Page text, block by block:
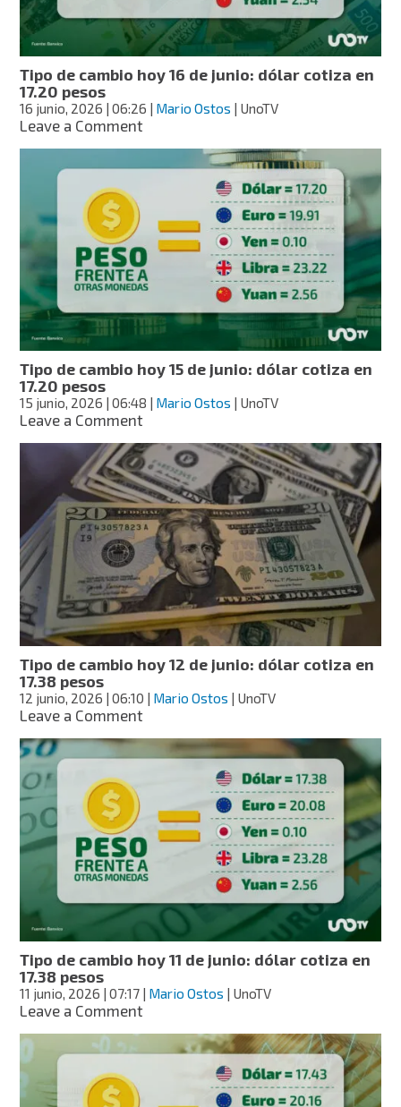
17.20
pesos
Tipo de cambio hoy 16 de junio: dólar cotiza en
17.20 pesos
16 junio, 2026 | 06:26 | Mario Ostos | UnoTV
Leave a Commenton
de
junio:
dólar
cotiza
17.20
pesos
Tipo de cambio hoy 15 de junio: dólar cotiza en
17.20 pesos
15 junio, 2026 | 06:48 Mario Ostos | UnoTV
Leave a Commenton
de
cambio
hoy
15
de
junio:
dólar
cotiza
en
17.20
pesos
Tipo de cambio hoy 12 de junio: dólar cotiza en
17.38 pesos
12 junio, 2026 | 06:10 | Mario Ostos | UnoTV
Leave a Commenton
de
junio:
dólar
cotiza
17.38
pesos
Tipo de cambio hoy 11 de junio: dólar cotiza en
17.38 pesos
11 junio, 2026 | 07:17 | Mario Ostos | UnoTV
Leave a Commenton